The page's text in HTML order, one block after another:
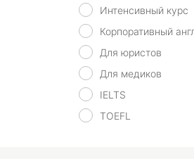
Интенсивный курс
Корпоративный
Для юристов
Для медиков
IELTS
TOEFL